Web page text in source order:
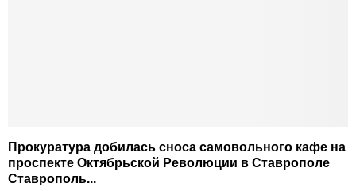
Прокуратура добилась сноса самовольного кафе на
проспекте Октябрьской Революции в Ставрополе
Ставрополь...